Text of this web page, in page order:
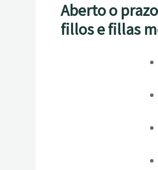
Aberto o
fillos e fillas